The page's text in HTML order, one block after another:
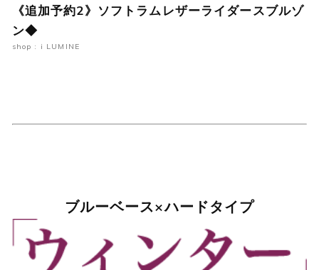
《追加予約2》ソフトラムレザーライダースブルゾ
ン◆
shop : i LUMINE
ブルーベース×ハードタイプ